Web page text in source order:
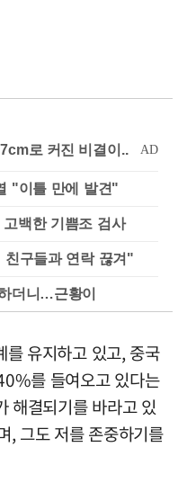
"이틀 만에 발견"
백한 기쁨조 검사
친구들과 연락 끊겨"
더니…근황이
유지하고 있고, 중국
를 들여오고 있다는
해결되기를 바라고 있
, 그도 저를 존중하기를